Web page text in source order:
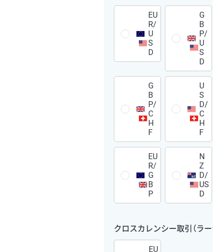
EU
R/
U
S
D
G
B
P/
U
S
D
G
B
P/
C
H
F
U
S
D/
C
H
F
EU
R/
G
B
P
N
Z
D/
US
D
クロスカレンシー取引（ラー
EU